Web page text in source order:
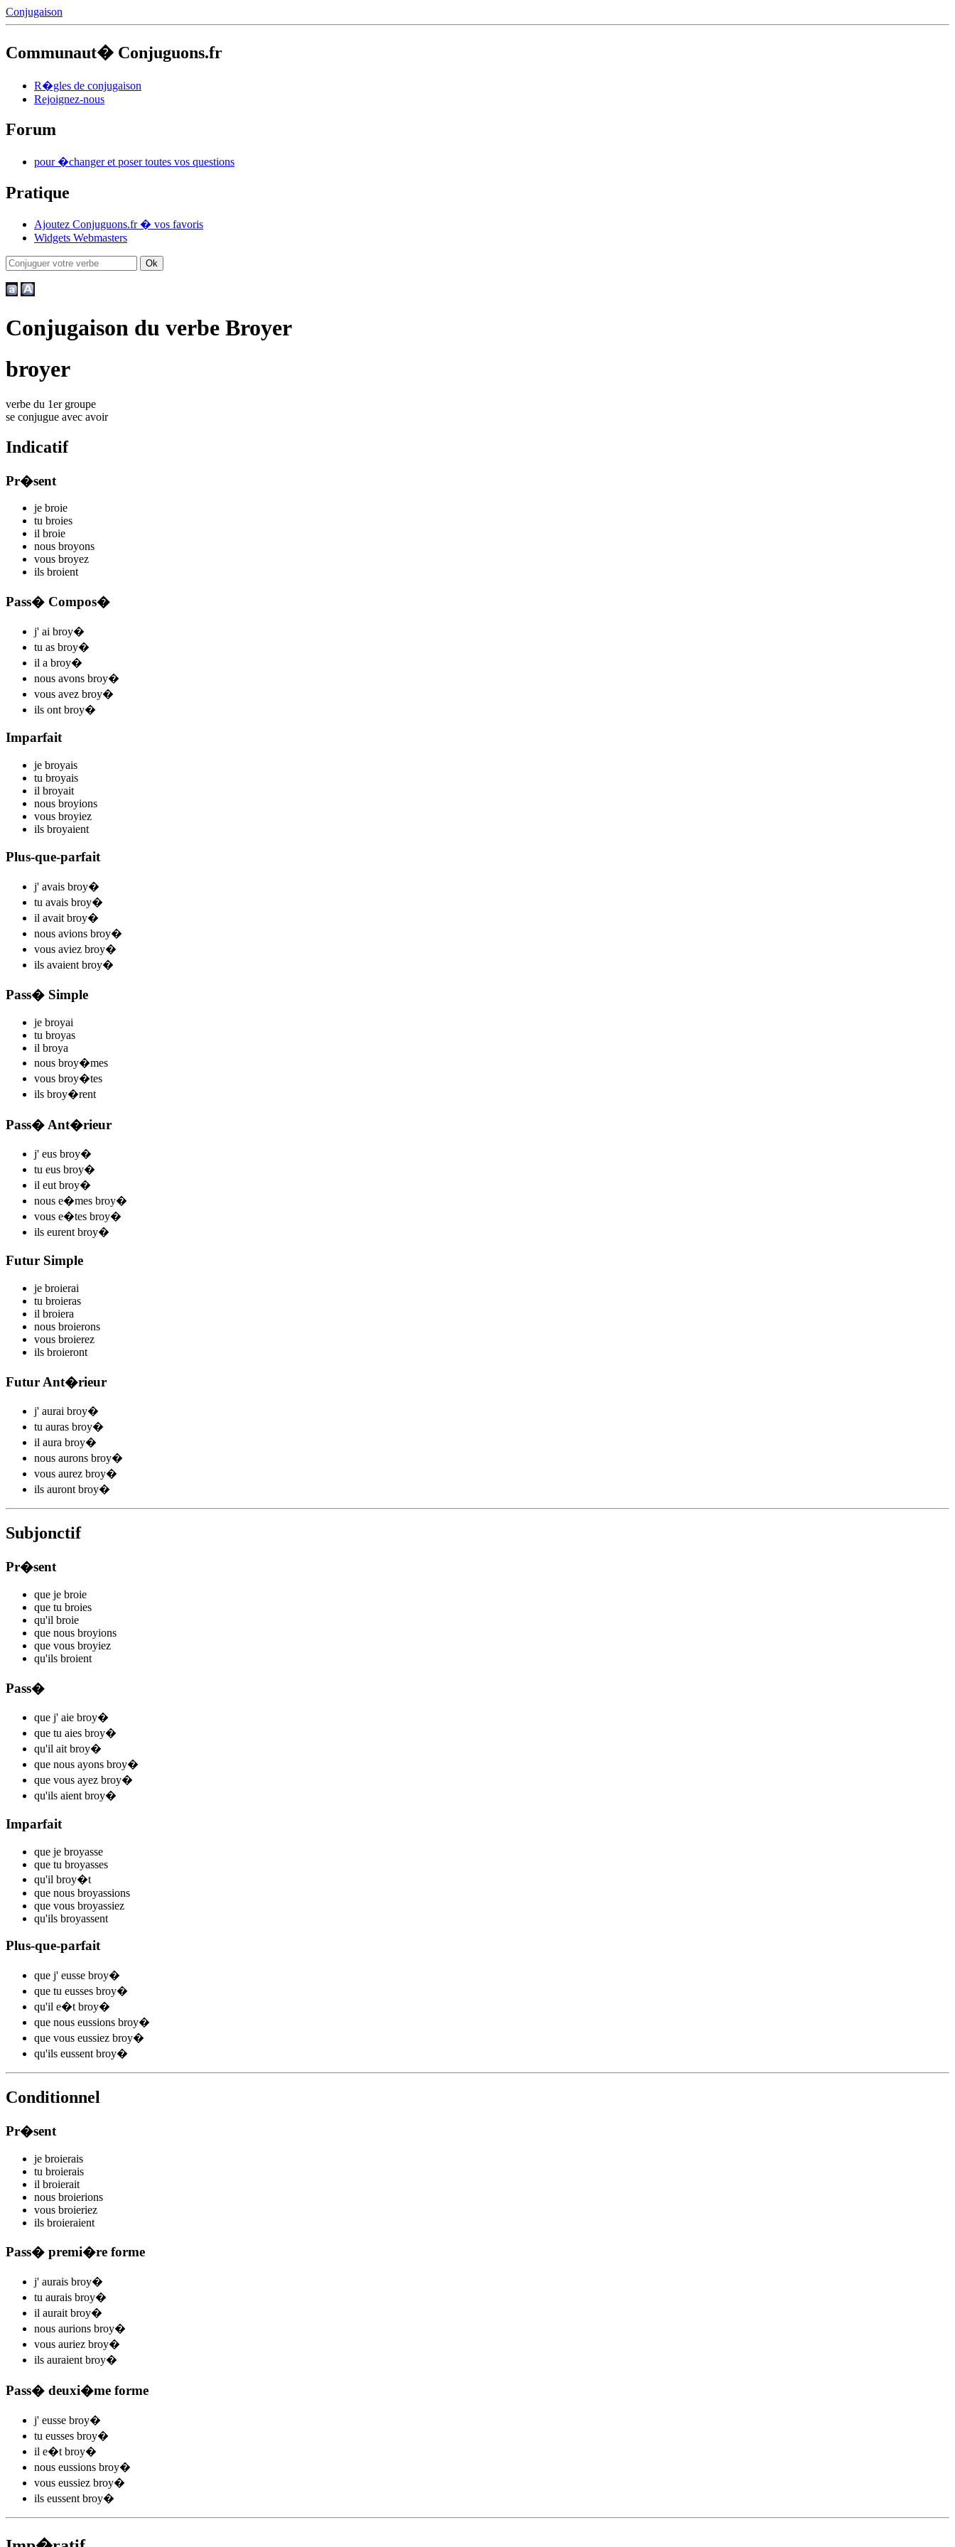
Conjugaison
Communaut� Conjuguons.fr
R�gles de conjugaison
Rejoignez-nous
Forum
pour �changer et poser toutes vos questions
Pratique
Ajoutez Conjuguons.fr � vos favoris
Widgets Webmasters
Conjugaison du verbe Broyer
broyer
verbe du 1er groupe
se conjugue avec avoir
Indicatif
Pr�sent
je broie
tu broies
il broie
nous broyons
vous broyez
ils broient
Pass� Compos�
j' ai broy�
tu as broy�
il a broy�
nous avons broy�
vous avez broy�
ils ont broy�
Imparfait
je broyais
tu broyais
il broyait
nous broyions
vous broyiez
ils broyaient
Plus-que-parfait
j' avais broy�
tu avais broy�
il avait broy�
nous avions broy�
vous aviez broy�
ils avaient broy�
Pass� Simple
je broyai
tu broyas
il broya
nous broy�mes
vous broy�tes
ils broy�rent
Pass� Ant�rieur
j' eus broy�
tu eus broy�
il eut broy�
nous e�mes broy�
vous e�tes broy�
ils eurent broy�
Futur Simple
je broierai
tu broieras
il broiera
nous broierons
vous broierez
ils broieront
Futur Ant�rieur
j' aurai broy�
tu auras broy�
il aura broy�
nous aurons broy�
vous aurez broy�
ils auront broy�
Subjonctif
Pr�sent
que je broie
que tu broies
qu'il broie
que nous broyions
que vous broyiez
qu'ils broient
Pass�
que j' aie broy�
que tu aies broy�
qu'il ait broy�
que nous ayons broy�
que vous ayez broy�
qu'ils aient broy�
Imparfait
que je broyasse
que tu broyasses
qu'il broy�t
que nous broyassions
que vous broyassiez
qu'ils broyassent
Plus-que-parfait
que j' eusse broy�
que tu eusses broy�
qu'il e�t broy�
que nous eussions broy�
que vous eussiez broy�
qu'ils eussent broy�
Conditionnel
Pr�sent
je broierais
tu broierais
il broierait
nous broierions
vous broieriez
ils broieraient
Pass� premi�re forme
j' aurais broy�
tu aurais broy�
il aurait broy�
nous aurions broy�
vous auriez broy�
ils auraient broy�
Pass� deuxi�me forme
j' eusse broy�
tu eusses broy�
il e�t broy�
nous eussions broy�
vous eussiez broy�
ils eussent broy�